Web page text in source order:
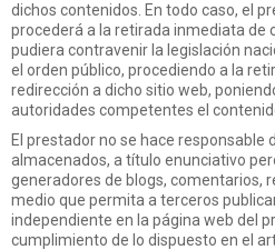
dichos contenidos. En todo caso, el
procederá a la retirada inmediata de
pudiera contravenir la legislación
el orden público, procediendo a la
redirección a dicho sitio web,
autoridades competentes el
El prestador no se hace
almacenados, a título enunciativo
generadores de blogs, comentarios,
medio que permita a terceros
independiente en la página web del
cumplimiento de lo dispuesto en el